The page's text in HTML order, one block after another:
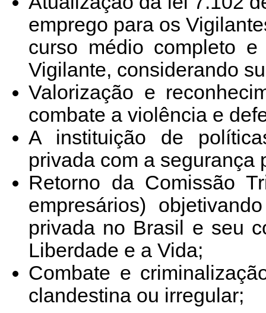
emprego para os
curso médio completo
Vigilante, considerando
Valorização e
combate a violência e
A instituição de
privada com a segurança
Retorno da Comissão
empresários)
privada no Brasil e seu
Liberdade e a Vida;
Combate e
clandestina ou irregular;